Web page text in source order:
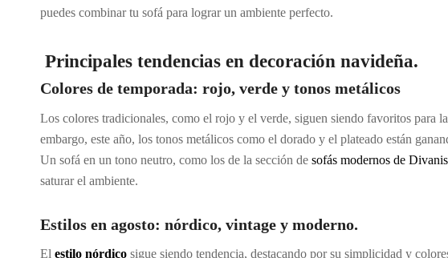
puedes combinar tu sofá para lograr un ambiente perfecto.
Principales tendencias en decoración navideña.
Colores de temporada: rojo, verde y tonos metálicos
Los colores tradicionales, como el rojo y el verde, siguen siendo favoritos para
embargo, este año, los tonos metálicos como el dorado y el plateado están
Un sofá en un tono neutro, como los de la sección de sofás modernos de
saturar el ambiente.
Estilos en agosto: nórdico, vintage y moderno.
El estilo nórdico sigue siendo tendencia, destacando por su simplicidad y